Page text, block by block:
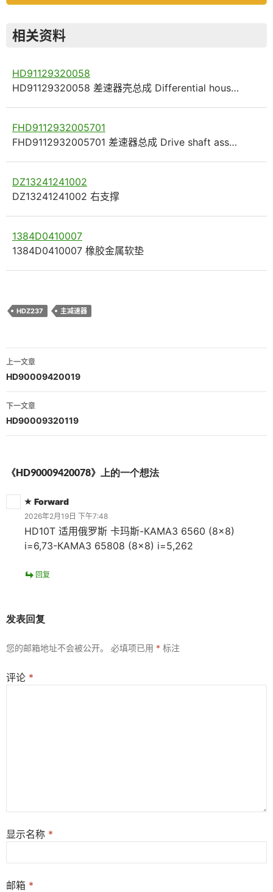
相关资料
HD91129320058
HD91129320058 差速器壳总成 Differential hous…
FHD9112932005701
FHD9112932005701 差速器总成 Drive shaft ass…
DZ13241241002
DZ13241241002 右支撑
1384D0410007
1384D0410007 橡胶金属软垫
HDZ237 主减速器
文
章
导
航
上一文章
HD90009420019
下一文章
HD90009320119
《HD90009420078》上的一个想法
Forward
2026年2月19日 下午7:48
HD10T 适用俄罗斯 卡玛斯-КАМАЗ 6560 (8×8)
i=6,73-КАМАЗ 65808 (8×8) i=5,262
回复
发表回复
您的邮箱地址不会被公开。 必填项已用 * 标注
评论 *
显示名称 *
邮箱 *